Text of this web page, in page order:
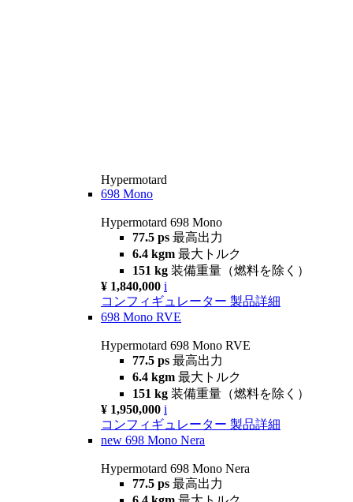
Hypermotard
698 Mono
Hypermotard 698 Mono
77.5 ps 最高出力
6.4 kgm 最大トルク
151 kg 装備重量（燃料を除く）
¥ 1,840,000 i
コンフィギュレーター 製品詳細
698 Mono RVE
Hypermotard 698 Mono RVE
77.5 ps 最高出力
6.4 kgm 最大トルク
151 kg 装備重量（燃料を除く）
¥ 1,950,000 i
コンフィギュレーター 製品詳細
new 698 Mono Nera
Hypermotard 698 Mono Nera
77.5 ps 最高出力